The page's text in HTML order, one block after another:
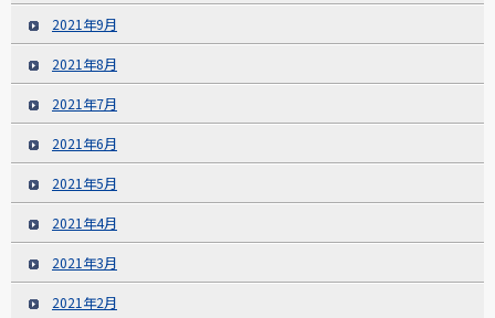
2021年9月
2021年8月
2021年7月
2021年6月
2021年5月
2021年4月
2021年3月
2021年2月